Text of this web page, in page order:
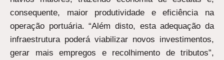
consequente, maior produtividade e eficiência na
operação portuária. “Além disto, esta adequação da
infraestrutura poderá viabilizar novos investimentos,
gerar mais empregos e recolhimento de tributos”,